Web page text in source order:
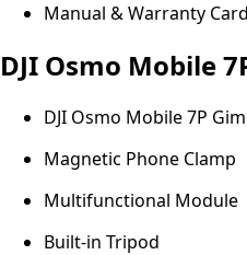
Manual & Warranty Card
DJI Osmo Mobile
DJI Osmo Mobile 7P
Magnetic Phone Clamp
Multifunctional Module
Built-in Tripod